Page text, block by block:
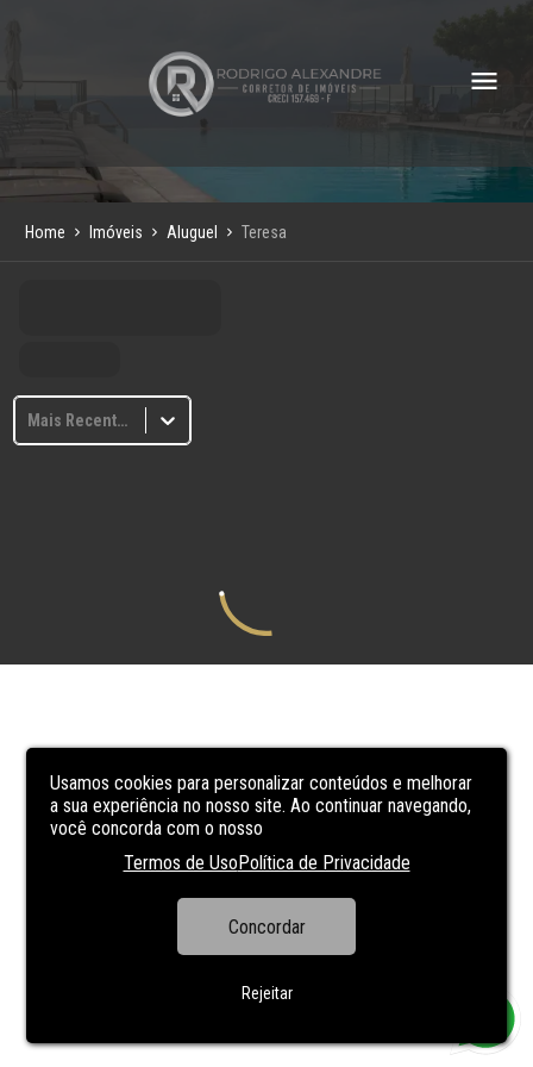
Usamos cookies para personalizar conteúdos e melhorar
a sua experiência no nosso site. Ao continuar navegando,
você concorda com o nosso
Termos de UsoPolítica de Privacidade
Concordar
Rejeitar
Home Imóveis Aluguel Teresa
Mais Recentes